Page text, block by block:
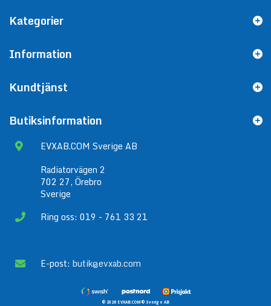
Kategorier
Information
Kundtjänst
Butiksinformation
EVXAB.COM Sverige AB
Radiatorvägen 2
702 27, Örebro
Sverige
Ring oss: 019 - 761 33 21
E-post: butik@evxab.com
© 2026 EVXAB.COM® Sverige AB